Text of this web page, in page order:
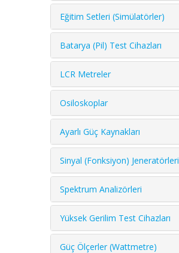
Eğitim Setleri (Simülatörler)
Batarya (Pil) Test Cihazları
LCR Metreler
Osiloskoplar
Ayarlı Güç Kaynakları
Sinyal (Fonksiyon) Jeneratörleri
Spektrum Analizörleri
Yüksek Gerilim Test Cihazları
Güç Ölçerler (Wattmetre)